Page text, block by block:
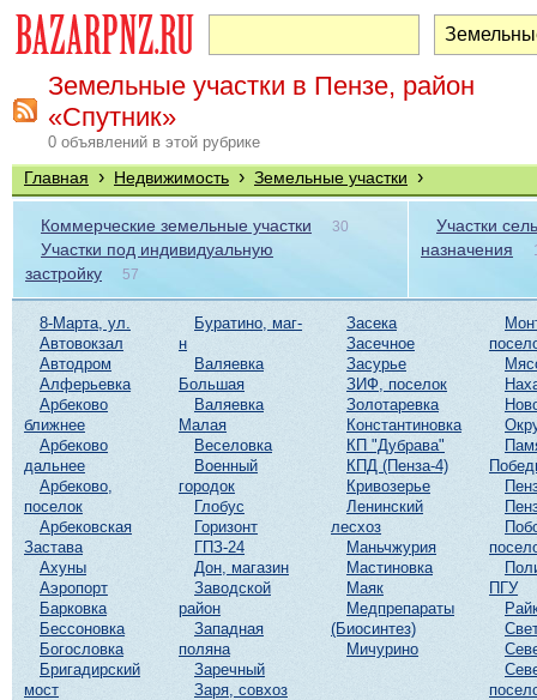
Земельные участки в Пензе, район
«Спутник»
0 объявлений в этой рубрике
Главная › Недвижимость › Земельные участки ›
Коммерческие земельные участки 30
Участки под индивидуальную
застройку
57
Участки
назначения
8-Марта, ул.
Автовокзал
Автодром
Алферьевка
Арбеково
ближнее
Арбеково
дальнее
Арбеково,
поселок
Арбековская
Застава
Ахуны
Аэропорт
Барковка
Бессоновка
Богословка
Бригадирский
мост
Буратино, маг-
н
Валяевка
Большая
Валяевка
Малая
Веселовка
Военный
городок
Глобус
Горизонт
ГПЗ-24
Дон, магазин
Заводской
район
Западная
поляна
Заречный
Заря, совхоз
Засека
Засечное
Засурье
ЗИФ, поселок
Золотаревка
Константиновка
КП "Дубрава"
КПД (Пенза-4)
Кривозерье
Ленинский
лесхоз
Маньчжурия
Мастиновка
Маяк
Медпрепараты
(Биосинтез)
Мичурино
ПГУ